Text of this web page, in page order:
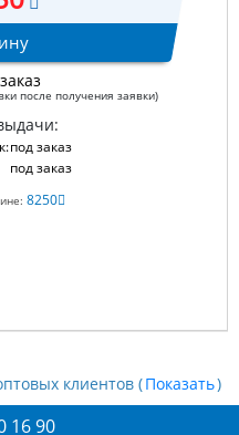
после получения заявки)
под заказ
под заказ
8250
клиентов ( )
16 90